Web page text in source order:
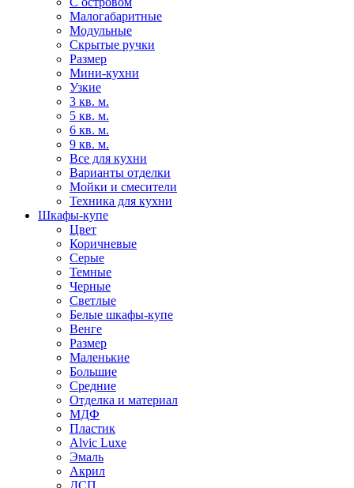
Малогабаритные
Модульные
Скрытые ручки
Размер
Мини-кухни
Узкие
3 кв. м.
5 кв. м.
6 кв. м.
9 кв. м.
Все для кухни
Варианты отделки
Мойки и смесители
Техника для кухни
Шкафы-купе
Цвет
Коричневые
Серые
Темные
Черные
Светлые
Белые шкафы-купе
Венге
Размер
Маленькие
Большие
Средние
Отделка и материал
МДФ
Пластик
Alvic Luxe
Эмаль
Акрил
ДСП